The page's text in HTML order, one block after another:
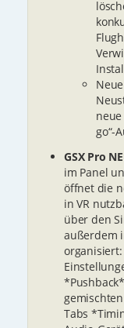
go“-
GSX Pro
im Panel
öffnet die
in VR
über den
außerdem
Tabs